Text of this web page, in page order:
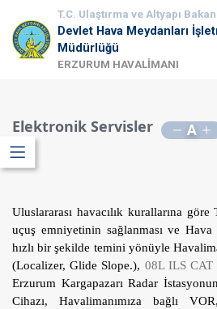
T.C. Ulaştırma ve Altyapı
Devlet Hava Meydanları
Müdürlüğü
ERZURUM HAVALİMANI
Elektronik Servisler A
Uluslararası havacılık kurallarına
uçuş emniyetinin sağlanması ve Hava
hızlı bir şekilde temini yönüyle
(Localizer, Glide Slope.), 08L ILS CAT
Erzurum Kargapazarı Radar
Cihazı, Havalimanımıza bağlı